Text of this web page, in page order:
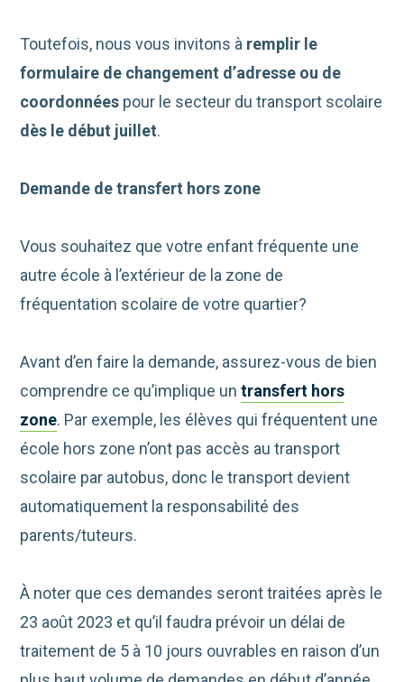
Toutefois, nous vous invitons à remplir le
formulaire de changement d’adresse ou de
coordonnées pour le secteur du transport scolaire
dès le début juillet.
Demande de transfert hors zone
Vous souhaitez que votre enfant fréquente une
autre école à l’extérieur de la zone de
fréquentation scolaire de votre quartier?
Avant d’en faire la demande, assurez-vous de bien
comprendre ce qu’implique untransfert hors
zone. Par exemple, les élèves qui fréquentent une
école hors zone n’ont pas accès au transport
scolaire par autobus, donc le transport devient
automatiquement la responsabilité des
parents/tuteurs.
À noter que ces demandes seront traitées après le
23 août 2023 et qu’il faudra prévoir un délai de
traitement de 5 à 10 jours ouvrables en raison d’un